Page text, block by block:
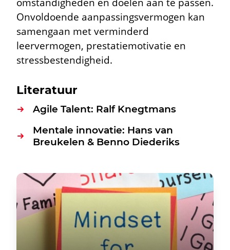
Onvoldoende aanpassingsvermogen kan
samengaan met verminderd
leervermogen, prestatiemotivatie en
stressbestendigheid.
Literatuur
Agile Talent: Ralf Knegtmans
Mentale innovatie: Hans van
Breukelen & Benno Diederiks